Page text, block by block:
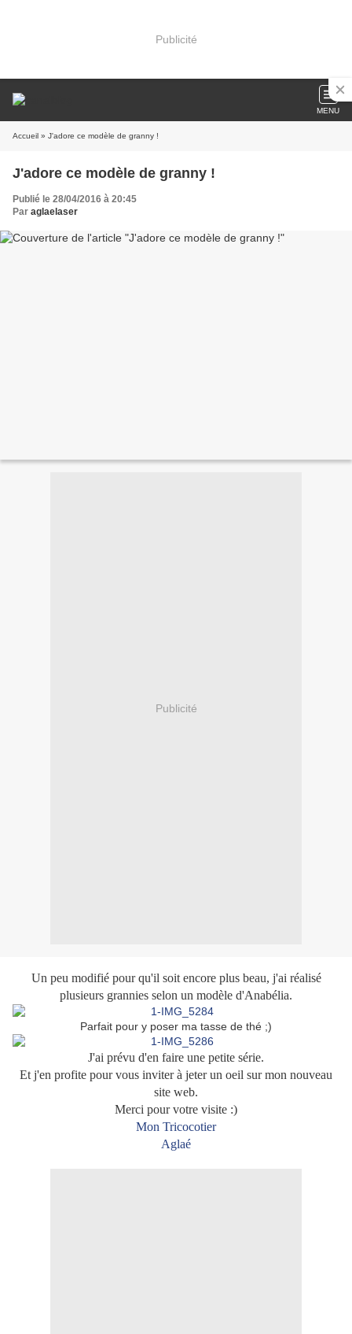
Publicité
MENU
Accueil » J'adore ce modèle de granny !
J'adore ce modèle de granny !
Publié le 28/04/2016 à 20:45
Par aglaelaser
Publicité
Un peu modifié pour qu'il soit encore plus beau, j'ai réalisé
plusieurs grannies selon un modèle d'Anabélia.
Parfait pour y poser ma tasse de thé ;)
J'ai prévu d'en faire une petite série.
Et j'en profite pour vous inviter à jeter un oeil sur mon nouveau
site web.
Merci pour votre visite :)
Mon Tricocotier
Aglaé